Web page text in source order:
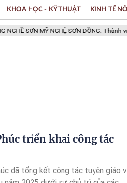
SƠN MỸ NGHỆ SƠN ĐỒNG: Thành
KHOA HỌC - KỸ THUẬT KINH TẾ
triển khai công tác
đã tổng kết công tác tuyên giáo